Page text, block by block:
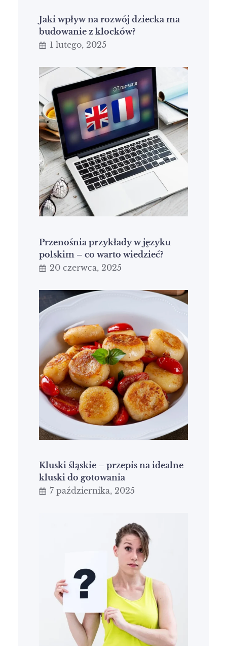
Jaki wpływ na rozwój dziecka ma
budowanie z klocków?
1 lutego, 2025
Przenośnia przykłady w języku
polskim – co warto wiedzieć?
20 czerwca, 2025
Kluski śląskie – przepis na idealne
kluski do gotowania
7 października, 2025